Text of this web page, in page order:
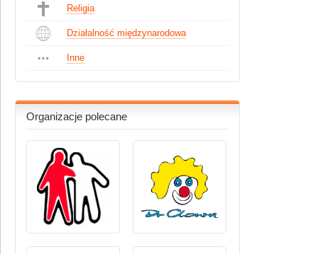
Religia
Działalność międzynarodowa
Inne
Organizacje polecane